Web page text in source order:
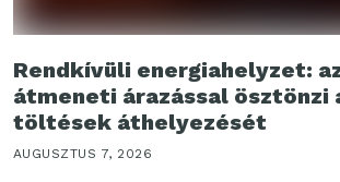
Rendkívüli energiahelyzet:
átmeneti árazással ösztönzi
töltések áthelyezését
AUGUSZTUS 7, 2026